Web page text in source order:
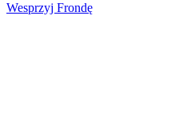
Wesprzyj Frondę